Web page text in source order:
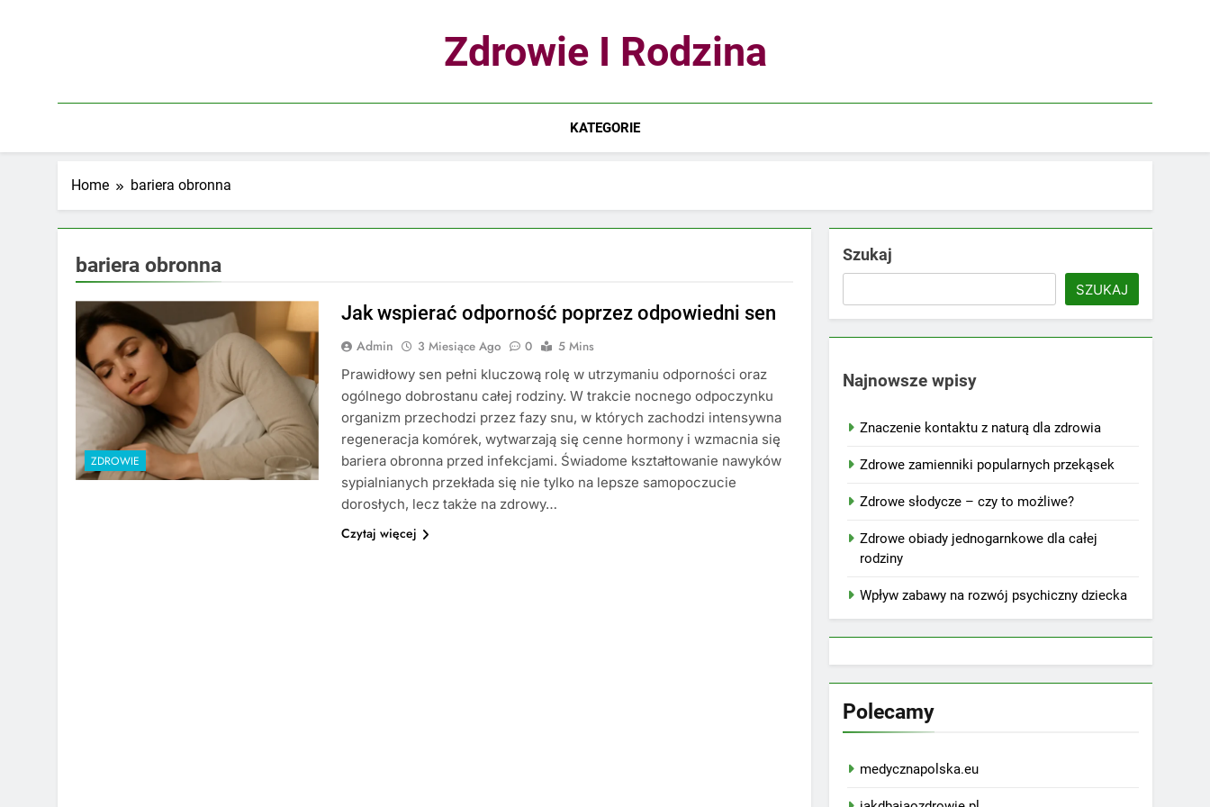
Zdrowie I Rodzina
KATEGORIE
Home bariera obronna
bariera obronna
ZDROWIE
Jak wspierać odporność poprzez odpowiedni sen
Admin 3 Miesiące Ago 0
5 Mins
Prawidłowy sen pełni kluczową rolę w utrzymaniu odporności oraz
ogólnego dobrostanu całej rodziny. W trakcie nocnego odpoczynku
organizm przechodzi przez fazy snu, w których zachodzi intensywna
regeneracja komórek, wytwarzają się cenne hormony i wzmacnia się
bariera obronna przed infekcjami. Świadome kształtowanie nawyków
sypialnianych przekłada się nie tylko na lepsze samopoczucie
dorosłych, lecz także na zdrowy…
Czytaj więcej
Szukaj
SZUKAJ
Najnowsze wpisy
Znaczenie kontaktu z naturą dla zdrowia
Zdrowe zamienniki popularnych przekąsek
Zdrowe słodycze – czy to możliwe?
Zdrowe obiady jednogarnkowe dla całej
rodziny
Wpływ zabawy na rozwój psychiczny dziecka
Polecamy
medycznapolska.eu